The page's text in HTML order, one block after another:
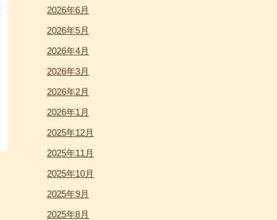
2026年6月
2026年5月
2026年4月
2026年3月
2026年2月
2026年1月
2025年12月
2025年11月
2025年10月
2025年9月
2025年8月